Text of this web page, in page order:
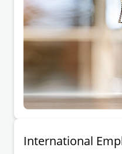
International